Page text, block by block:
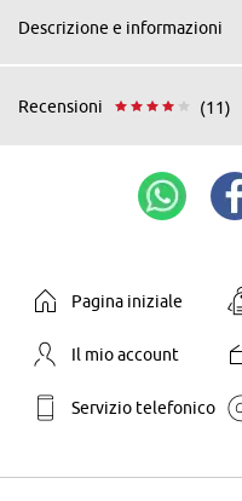
Descrizione e informazioni
Recensioni (11)
Pagina iniziale
Il mio account
Servizio telefonico